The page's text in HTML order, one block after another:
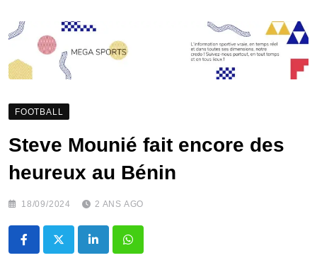
FOOTBALL
Steve Mounié fait encore des
heureux au Bénin
18/09/2024 2 ANS AGO
LinkedInWhatsapp